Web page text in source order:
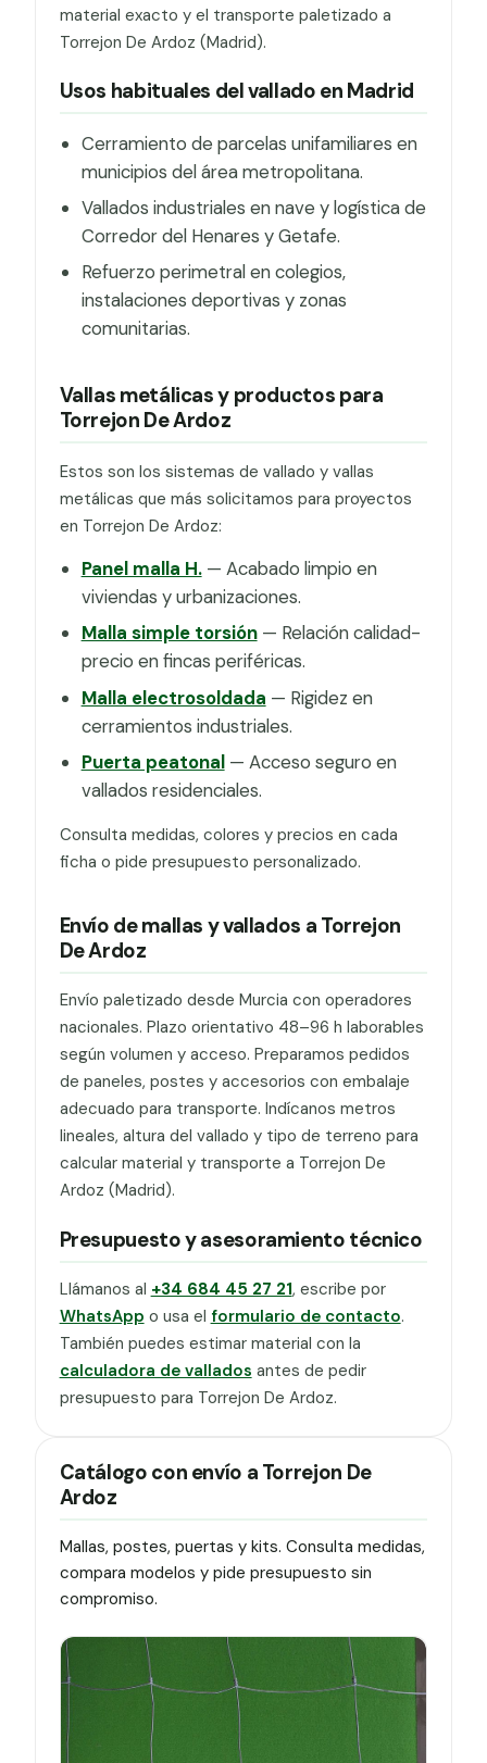
material exacto y el transporte paletizado a
Torrejon De Ardoz (Madrid).
Usos habituales del vallado en Madrid
Cerramiento de parcelas unifamiliares en
municipios del área metropolitana.
Vallados industriales en nave y logística de
Corredor del Henares y Getafe.
Refuerzo perimetral en colegios,
instalaciones deportivas y zonas
comunitarias.
Vallas metálicas y productos para
Torrejon De Ardoz
Estos son los sistemas de vallado y vallas
metálicas que más solicitamos para proyectos
en Torrejon De Ardoz:
Panel malla H.— Acabado limpio en
viviendas y urbanizaciones.
Malla simple torsión— Relación calidad-
precio en fincas periféricas.
Malla electrosoldada — Rigidez en
cerramientos industriales.
Puerta peatonal— Acceso seguro en
vallados residenciales.
Consulta medidas, colores y precios en cada
ficha o pide presupuesto personalizado.
Envío de mallas y vallados a Torrejon
De Ardoz
Envío paletizado desde Murcia con operadores
nacionales. Plazo orientativo 48–96 h laborables
según volumen y acceso. Preparamos pedidos
de paneles, postes y accesorios con embalaje
adecuado para transporte. Indícanos metros
lineales, altura del vallado y tipo de terreno para
calcular material y transporte a Torrejon De
Ardoz (Madrid).
Presupuesto y asesoramiento técnico
Llámanos al +34 684 45 27 21, escribe por
WhatsApp o usa el formulario de contacto.
También puedes estimar material con la
calculadora de vallados antes de pedir
presupuesto para Torrejon De Ardoz.
Catálogo con envío a Torrejon De
Ardoz
Mallas, postes, puertas y kits. Consulta medidas,
compara modelos y pide presupuesto sin
compromiso.